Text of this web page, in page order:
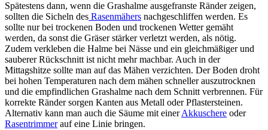
Spätestens dann, wenn die Grashalme ausgefranste Ränder zeigen,
sollten die Sicheln des Rasenmähers nachgeschliffen werden. Es
sollte nur bei trockenen Boden und trockenen Wetter gemäht
werden, da sonst die Gräser stärker verletzt werden, als nötig.
Zudem verkleben die Halme bei Nässe und ein gleichmäßiger und
sauberer Rückschnitt ist nicht mehr machbar. Auch in der
Mittagshitze sollte man auf das Mähen verzichten. Der Boden droht
bei hohen Temperaturen nach dem mähen schneller auszutrocknen
und die empfindlichen Grashalme nach dem Schnitt verbrennen. Für
korrekte Ränder sorgen Kanten aus Metall oder Pflastersteinen.
Alternativ kann man auch die Säume mit einerAkkuschere oder
Rasentrimmerauf eine Linie bringen.